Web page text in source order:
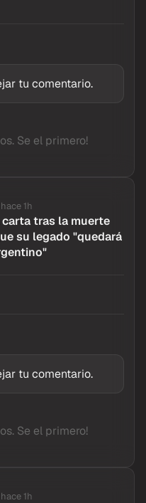
tu comentario.
Se el primero!
hace 1h
tras la muerte
su legado "quedará
tu comentario.
Se el primero!
hace 1h